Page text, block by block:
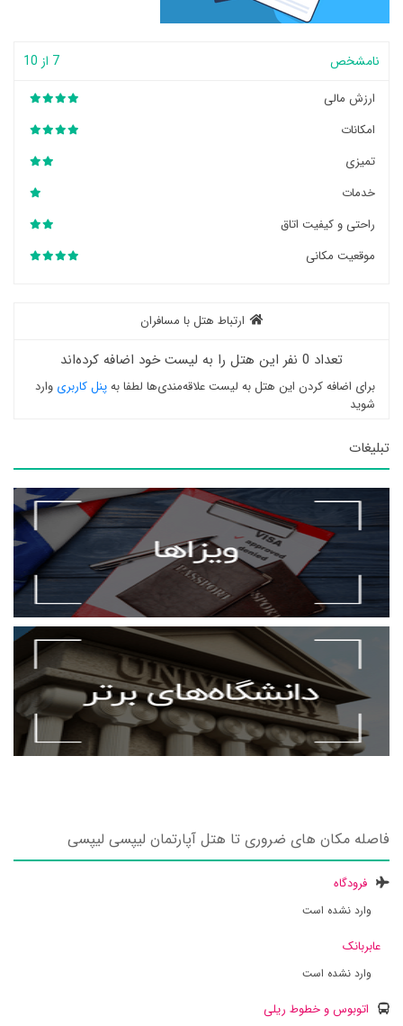
نامشخص 7 از 10
ارزش مالی
امکانات
تمیزی
خدمات
راحتی و کیفیت اتاق
موقعیت مکانی
ارتباط هتل با مسافران
تعداد 0 نفر این هتل را به لیست خود اضافه کرده‌اند
برای اضافه کردن این هتل به لیست علاقه‌مندی‌ها لطفا بهپنل کاربری وارد
شوید
تبلیغات
فاصله مکان های ضروری تا هتل آپارتمان لیپسی لیپسی
فرودگاه
وارد نشده است
عابربانک
وارد نشده است
اتوبوس و خطوط ریلی